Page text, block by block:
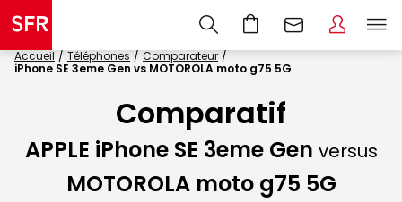
Accueil Téléphones
Comparateur
iPhone SE 3eme Gen vs MOTOROLA moto g75 5G
Comparatif
APPLE iPhone SE 3eme Gen versus
MOTOROLA moto g75 5G